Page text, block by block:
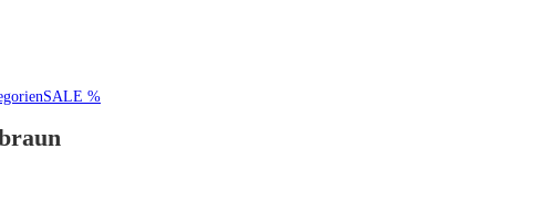
SALE %